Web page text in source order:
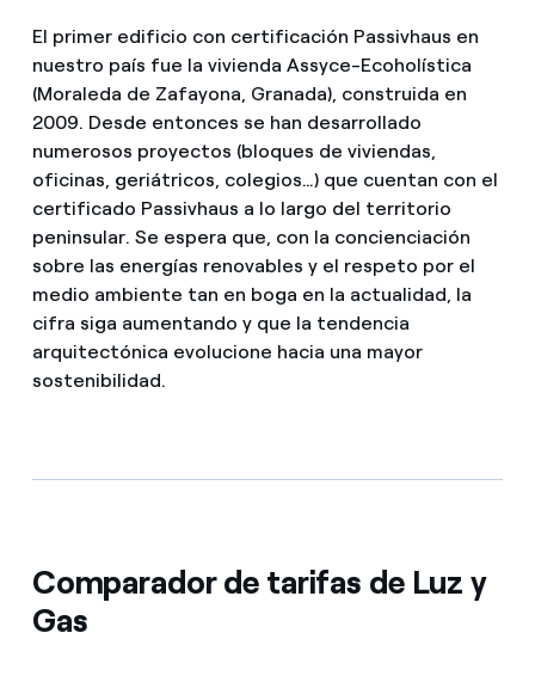
El primer edificio con certificación Passivhaus en
nuestro país fue la vivienda Assyce-Ecoholística
(Moraleda de Zafayona, Granada), construida en
2009. Desde entonces se han desarrollado
numerosos proyectos (bloques de viviendas,
oficinas, geriátricos, colegios…) que cuentan con el
certificado Passivhaus a lo largo del territorio
peninsular. Se espera que, con la concienciación
sobre las energías renovables y el respeto por el
medio ambiente tan en boga en la actualidad, la
cifra siga aumentando y que la tendencia
arquitectónica evolucione hacia una mayor
sostenibilidad.
Comparador de tarifas de Luz y
Gas